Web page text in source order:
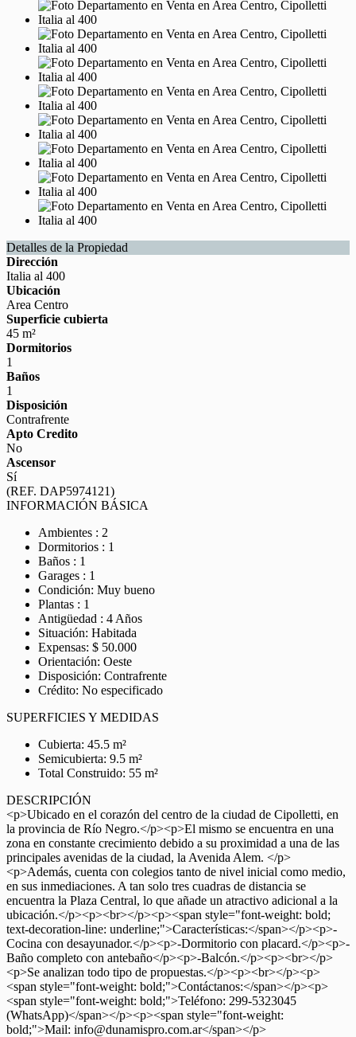
Detalles de la Propiedad
Dirección
Italia al 400
Ubicación
Area Centro
Superficie cubierta
45 m²
Dormitorios
1
Baños
1
Disposición
Contrafrente
Apto Credito
No
Ascensor
Sí
(REF. DAP5974121)
INFORMACIÓN BÁSICA
Ambientes : 2
Dormitorios : 1
Baños : 1
Garages : 1
Condición: Muy bueno
Plantas : 1
Antigüedad : 4 Años
Situación: Habitada
Expensas: $ 50.000
Orientación: Oeste
Disposición: Contrafrente
Crédito: No especificado
SUPERFICIES Y MEDIDAS
Cubierta: 45.5 m²
Semicubierta: 9.5 m²
Total Construido: 55 m²
DESCRIPCIÓN
<p>Ubicado en el corazón del centro de la ciudad de Cipolletti, en
la provincia de Río Negro.</p><p>El mismo se encuentra en una
zona en constante crecimiento debido a su proximidad a una de las
principales avenidas de la ciudad, la Avenida Alem. </p>
<p>Además, cuenta con colegios tanto de nivel inicial como medio,
en sus inmediaciones. A tan solo tres cuadras de distancia se
encuentra la Plaza Central, lo que añade un atractivo adicional a la
ubicación.</p><p><br></p><p><span style="font-weight: bold;
text-decoration-line: underline;">Características:</span></p><p>-
Cocina con desayunador.</p><p>-Dormitorio con placard.</p><p>-
Baño completo con antebaño</p><p>-Balcón.</p><p><br></p>
<p>Se analizan todo tipo de propuestas.</p><p><br></p><p>
<span style="font-weight: bold;">Contáctanos:</span></p><p>
<span style="font-weight: bold;">Teléfono: 299-5323045
(WhatsApp)</span></p><p><span style="font-weight:
bold;">Mail: info@dunamispro.com.ar</span></p>